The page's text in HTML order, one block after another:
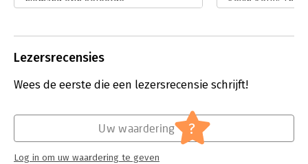
Lees verder
Lezersrecensies
Wees de eerste die een lezersrecensie schrijft!
Uw waardering ?
Log in om uw waardering te geven